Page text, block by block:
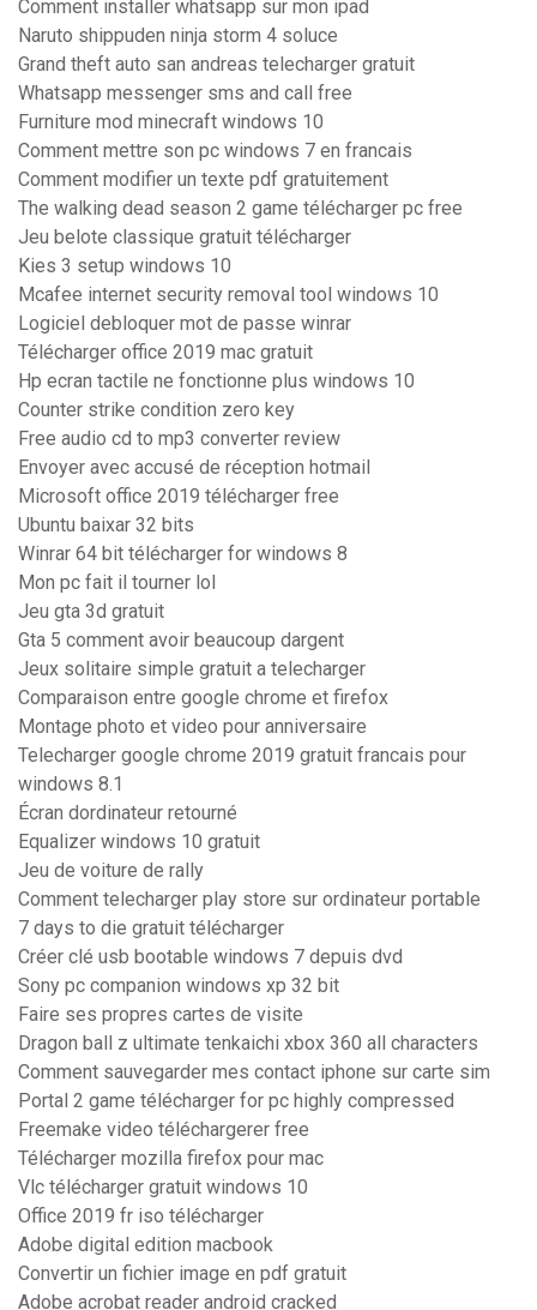
Comment installer whatsapp sur mon ipad
Naruto shippuden ninja storm 4 soluce
Grand theft auto san andreas telecharger gratuit
Whatsapp messenger sms and call free
Furniture mod minecraft windows 10
Comment mettre son pc windows 7 en francais
Comment modifier un texte pdf gratuitement
The walking dead season 2 game télécharger pc free
Jeu belote classique gratuit télécharger
Kies 3 setup windows 10
Mcafee internet security removal tool windows 10
Logiciel debloquer mot de passe winrar
Télécharger office 2019 mac gratuit
Hp ecran tactile ne fonctionne plus windows 10
Counter strike condition zero key
Free audio cd to mp3 converter review
Envoyer avec accusé de réception hotmail
Microsoft office 2019 télécharger free
Ubuntu baixar 32 bits
Winrar 64 bit télécharger for windows 8
Mon pc fait il tourner lol
Jeu gta 3d gratuit
Gta 5 comment avoir beaucoup dargent
Jeux solitaire simple gratuit a telecharger
Comparaison entre google chrome et firefox
Montage photo et video pour anniversaire
Telecharger google chrome 2019 gratuit francais pour
windows 8.1
Écran dordinateur retourné
Equalizer windows 10 gratuit
Jeu de voiture de rally
Comment telecharger play store sur ordinateur portable
7 days to die gratuit télécharger
Créer clé usb bootable windows 7 depuis dvd
Sony pc companion windows xp 32 bit
Faire ses propres cartes de visite
Dragon ball z ultimate tenkaichi xbox 360 all characters
Comment sauvegarder mes contact iphone sur carte sim
Portal 2 game télécharger for pc highly compressed
Freemake video téléchargerer free
Télécharger mozilla firefox pour mac
Vlc télécharger gratuit windows 10
Office 2019 fr iso télécharger
Adobe digital edition macbook
Convertir un fichier image en pdf gratuit
Adobe acrobat reader android cracked